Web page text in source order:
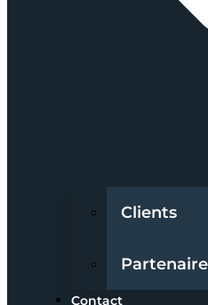
Clients
Contact